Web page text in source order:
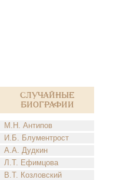
Случайные
биографии
М.Н. Антипов
И.Б. Блументрост
А.А. Дудкин
Л.Т. Ефимцова
В.Т. Козловский